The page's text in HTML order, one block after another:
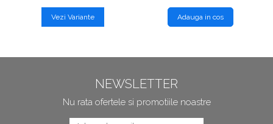
Vezi Variante Adauga in cos
NEWSLETTER
Nu rata ofertele si promotiile noastre